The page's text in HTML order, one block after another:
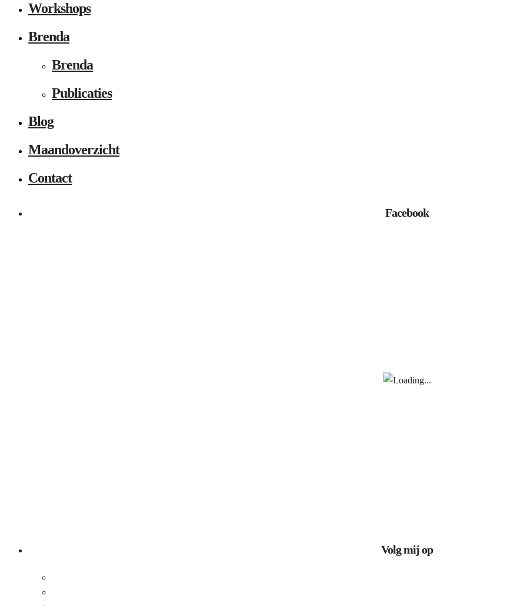
Workshops
Brenda
Brenda
Publicaties
Blog
Maandoverzicht
Contact
Facebook
Volg mij op